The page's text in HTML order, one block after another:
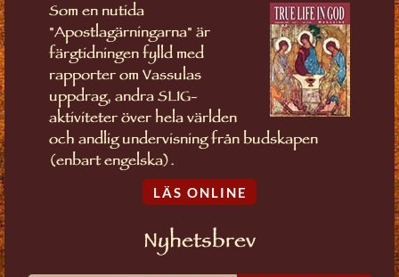
Som en nutida
"Apostlagärningarna" är
färgtidningen fylld med
rapporter om Vassulas
uppdrag, andra SLIG-
aktiviteter över hela världen
och andlig undervisning från budskapen
(enbart engelska).
LÄS ONLINE
Nyhetsbrev